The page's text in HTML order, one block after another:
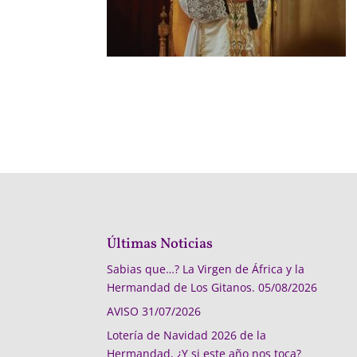
Últimas Noticias
Sabias que…? La Virgen de África y la
Hermandad de Los Gitanos. 05/08/2026
AVISO 31/07/2026
Lotería de Navidad 2026 de la
Hermandad, ¿Y si este año nos toca?